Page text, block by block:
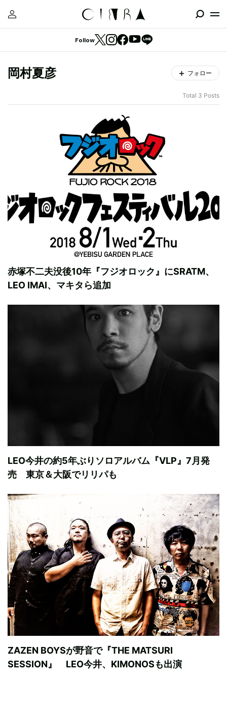
Follow
岡村夏彦 フォロー
Total 3 Posts
赤塚不二夫没後10年『フジオロック』にSRATM、
LEO IMAI、マキタら追加
LEO今井の約5年ぶりソロアルバム『VLP』7月発
売 東京＆大阪でリリパも
ZAZEN BOYSが野音で『THE MATSURI
SESSION』 LEO今井、KIMONOSも出演